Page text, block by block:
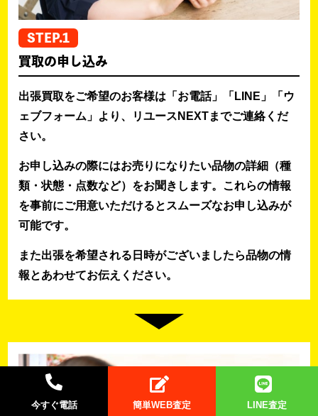
STEP.1
買取の申し込み
出張買取をご希望のお客様は「お電話」「LINE」「ウ
ェブフォーム」より、リユースNEXTまでご連絡くだ
さい。
お申し込みの際にはお売りになりたい品物の詳細（種
類・状態・点数など）をお聞きします。これらの情報
を事前にご用意いただけるとスムーズなお申し込みが
可能です。
また出張を希望される日時がございましたら品物の情
報とあわせてお伝えください。
今すぐ電話 簡単WEB査定 LINE査定